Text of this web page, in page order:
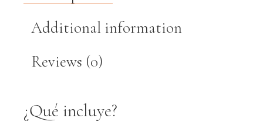
Additional information
Reviews (0)
¿Qué incluye?